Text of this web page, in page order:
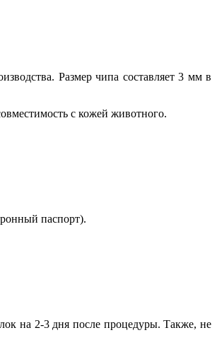
Размер чипа составляет 3 мм в
с кожей животного.
паспорт).
на 2-3 дня после процедуры. Также, не